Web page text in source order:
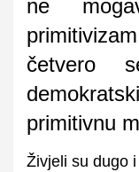
ne
četvero
primitivnu
Živjeli su dugo